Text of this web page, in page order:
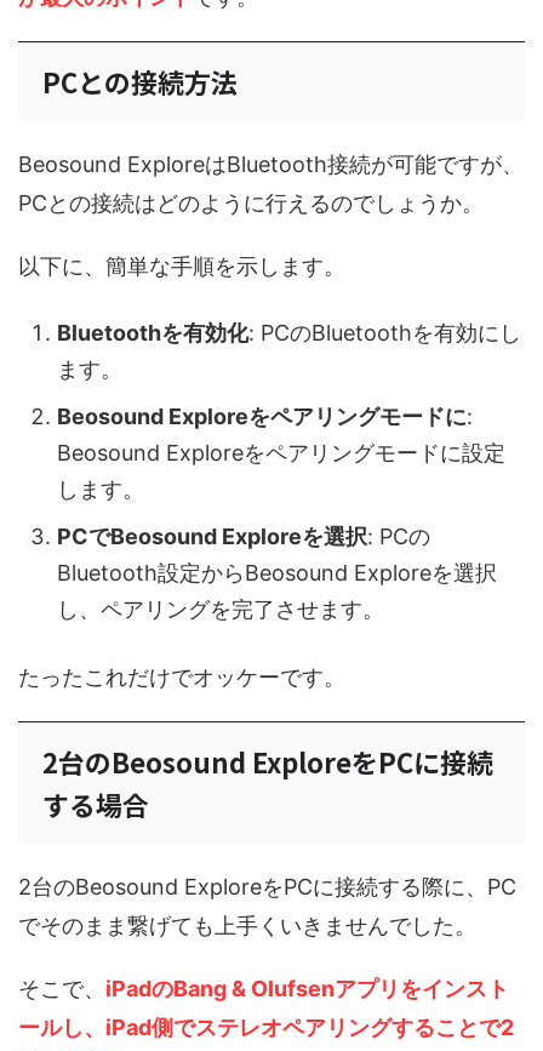
PCとの接続方法
Beosound ExploreはBluetooth接続が可能ですが、
PCとの接続はどのように行えるのでしょうか。
以下に、簡単な手順を示します。
Bluetoothを有効化: PCのBluetoothを有効にし
ます。
Beosound Exploreをペアリングモードに:
Beosound Exploreをペアリングモードに設定
します。
PCでBeosound Exploreを選択: PCの
Bluetooth設定からBeosound Exploreを選択
し、ペアリングを完了させます。
たったこれだけでオッケーです。
2台のBeosound ExploreをPCに接続
する場合
2台のBeosound ExploreをPCに接続する際に、PC
でそのまま繋げても上手くいきませんでした。
そこで、 iPadのBang & Olufsenアプリをインスト
ールし、iPad側でステレオペアリングすることで2